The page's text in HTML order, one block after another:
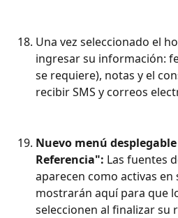
Una vez seleccionado el
ingresar su información:
se requiere), notas y el
recibir SMS y correos
Nuevo menú
Referencia": Las fuentes
aparecen como activas en
mostrarán aquí para que
seleccionen al finalizar su